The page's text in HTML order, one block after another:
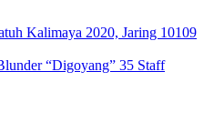
Kalimaya 2020, Jaring 10109
“Digoyang” 35 Staff